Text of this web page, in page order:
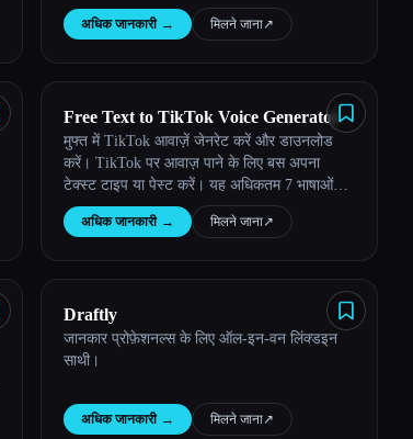
अधिक जानकारी → मिलने जाना↗︎
Free Text to TikTok Voice Generator
मुफ्त में TikTok आवाज़ें जेनरेट करें और डाउनलोड
करें। TikTok पर आवाज़ पाने के लिए बस अपना
टेक्स्ट टाइप या पेस्ट करें। यह अधिकतम 7 भाषाओं
और 37 वॉइस स्टाइल को सपोर्ट करता है।
अधिक जानकारी → मिलने जाना↗︎
Draftly
जानकार प्रोफ़ेशनल्स के लिए ऑल-इन-वन लिंक्डइन
साथी।
अधिक जानकारी → मिलने जाना↗︎